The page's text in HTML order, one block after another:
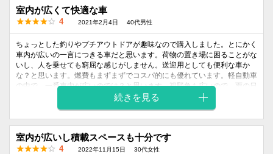
デザイン
内装
デザイン
5
室内が広くて快適な車
4 2021年2月4日 40代男性
ちょっとした釣りやプチアウトドアが趣味なので購入しました。とにかく
車内が広いの一言につきる車だと思います。荷物の置き場に困ることがな
いし、人を乗せても窮屈な感じがしません。送迎用としても便利な車か
な？と思います。燃費もまずまずでコスパ的にも優れています。軽自動車
の中で、一番車内が広いのでは？と思います。視野角も広いので、雨の日
でも運転しやすいので安全です。実際に運転してみると乗り心地が良いの
で、もう少し人気があっても良い車だと思います。
デザイン
内装
デザイン
乗り心地
続きを見る
室内が広いし積載スペースも十分です
4 2022年11月15日 30代女性